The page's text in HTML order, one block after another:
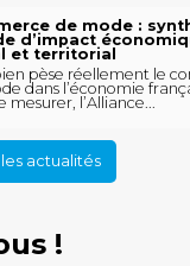
de mode :
d’impact
et territorial
pèse réellement le
dans l’économie
mesurer, l’Alliance...
actualités
!